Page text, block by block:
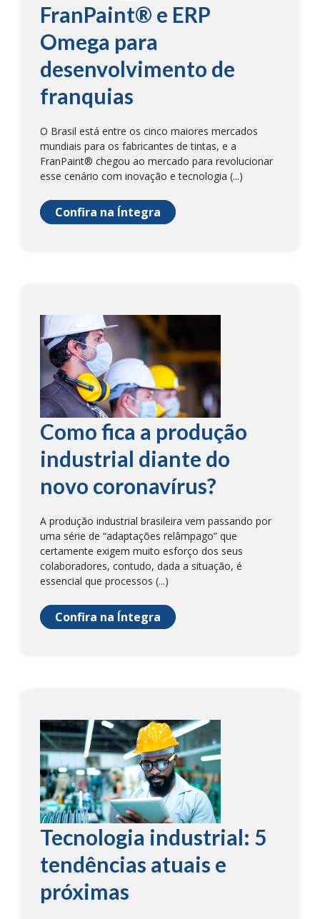
FranPaint® e ERP
Omega para
desenvolvimento de
franquias
O Brasil está entre os cinco maiores mercados
mundiais para os fabricantes de tintas, e a
FranPaint® chegou ao mercado para revolucionar
esse cenário com inovação e tecnologia (...)
Confira na Íntegra
Como fica a produção
industrial diante do
novo coronavírus?
A produção industrial brasileira vem passando por
uma série de “adaptações relâmpago” que
certamente exigem muito esforço dos seus
colaboradores, contudo, dada a situação, é
essencial que processos (...)
Confira na Íntegra
Tecnologia industrial: 5
tendências atuais e
próximas